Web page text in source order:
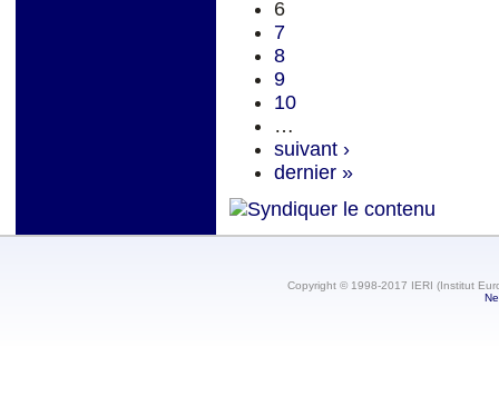
6
7
8
9
10
…
suivant ›
dernier »
Copyright © 1998-2017 IERI (Institut